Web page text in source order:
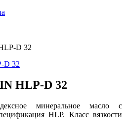
D 32
HLP-D 32
минеральное масло с
HLP. Класс вязкости